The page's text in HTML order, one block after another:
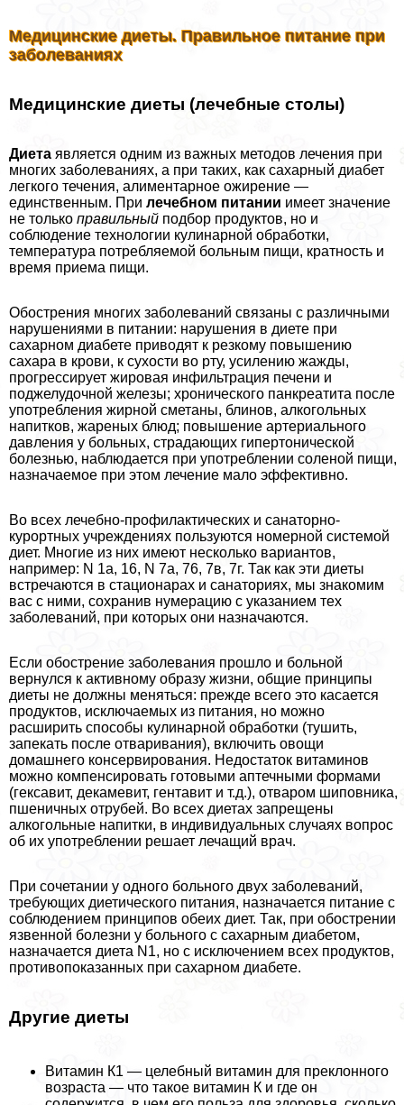
Медицинские диеты. Правильное питание при
заболеваниях
Медицинские диеты (лечебные столы)
Диета является одним из важных методов лечения при
многих заболеваниях, а при таких, как сахарный диабет
легкого течения, алиментарное ожирение —
единственным. При лечебном питании имеет значение
не только правильный подбор продуктов, но и
соблюдение технологии кулинарной обработки,
температура потрeбляемой больным пищи, кратность и
время приема пищи.
Обострения многих заболеваний связаны с различными
нарушениями в питании: нарушения в диете при
сахарном диабете приводят к резкому повышению
сахара в крови, к сухости во рту, усилению жажды,
прогрессирует жировая инфильтрация печени и
поджелудочной железы; хронического панкреатита после
употрeбления жирной сметаны, блинов, алкогольных
напитков, жареных блюд; повышение артериального
давления у больных, страдающих гипертонической
болезнью, наблюдается при употрeблении соленой пищи,
назначаемое при этом лечение мало эффективно.
Во всех лечебно-профилактических и санаторно-
курортных учреждениях пользуются номерной системой
диет. Многие из них имеют несколько вариантов,
например: N 1а, 16, N 7а, 76, 7в, 7г. Так как эти диеты
встречаются в стационарах и санаториях, мы знакомим
вас с ними, сохранив нумерацию с указанием тех
заболеваний, при которых они назначаются.
Если обострение заболевания прошло и больной
вернулся к активному образу жизни, общие принципы
диеты не должны меняться: прежде всего это касается
продуктов, исключаемых из питания, но можно
расширить способы кулинарной обработки (тушить,
запекать после отваривания), включить овощи
домашнего консервирования. Недостаток витаминов
можно компенсировать готовыми аптечными формами
(гексавит, декамевит, гентавит и т.д.), отваром шиповника,
пшеничных отрубей. Во всех диетах запрещены
алкогольные напитки, в индивидуальных случаях вопрос
об их употрeблении решает лечащий врач.
При сочетании у одного больного двух заболеваний,
требующих диетического питания, назначается питание с
соблюдением принципов обеих диет. Так, при обострении
язвенной болезни у больного с сахарным диабетом,
назначается диета N1, но с исключением всех продуктов,
противопоказанных при сахарном диабете.
Другие диеты
Витамин К1 — целебный витамин для преклонного
возраста — что такое витамин К и где он